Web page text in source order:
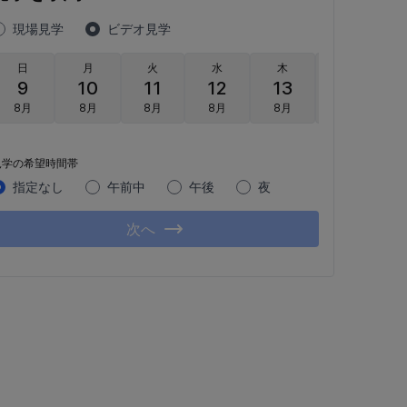
現場見学 ビデオ見学
日
9
8月
月
10
8月
火
11
8月
水
12
8月
木
13
8月
の希望時間帯
指定なし 午前中 午後 夜
次へ